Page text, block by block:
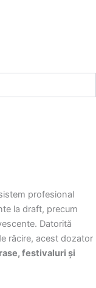
profesional
la draft, precum
Datorită
răcire, acest dozator
festivaluri și